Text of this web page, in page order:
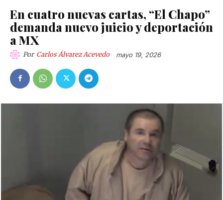
En cuatro nuevas cartas, “El Chapo”
demanda nuevo juicio y deportación
a MX
Por Carlos Álvarez Acevedo mayo 19, 2026